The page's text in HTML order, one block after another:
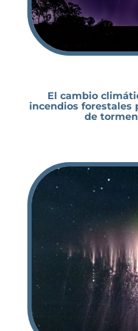
El cambio
incendios forestales
de